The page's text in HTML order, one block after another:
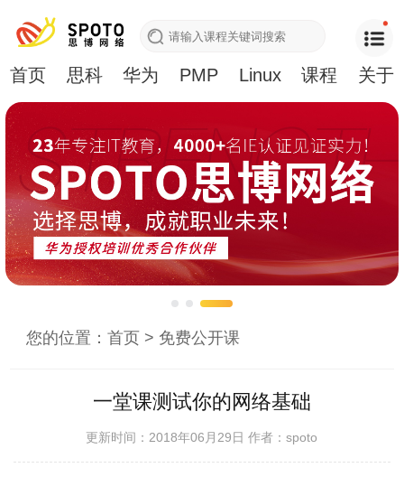
首页 思科 华为 PMP Linux 课程 关于
您的位置：首页 > 免费公开课
一堂课测试你的网络基础
更新时间：2018年06月29日作者：spoto